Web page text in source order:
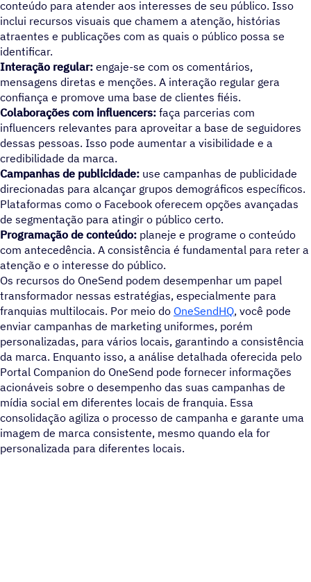
conteúdo para atender aos interesses de seu público. Isso
inclui recursos visuais que chamem a atenção, histórias
atraentes e publicações com as quais o público possa se
identificar.
Interação regular: engaje-se com os comentários,
mensagens diretas e menções. A interação regular gera
confiança e promove uma base de clientes fiéis.
Colaborações com influencers: faça parcerias com
influencers relevantes para aproveitar a base de seguidores
dessas pessoas. Isso pode aumentar a visibilidade e a
credibilidade da marca.
Campanhas de publicidade: use campanhas de publicidade
direcionadas para alcançar grupos demográficos específicos.
Plataformas como o Facebook oferecem opções avançadas
de segmentação para atingir o público certo.
Programação de conteúdo: planeje e programe o conteúdo
com antecedência. A consistência é fundamental para reter a
atenção e o interesse do público.
Os recursos do OneSend podem desempenhar um papel
transformador nessas estratégias, especialmente para
franquias multilocais. Por meio do OneSendHQ, você pode
enviar campanhas de marketing uniformes, porém
personalizadas, para vários locais, garantindo a consistência
da marca. Enquanto isso, a análise detalhada oferecida pelo
Portal Companion do OneSend pode fornecer informações
acionáveis sobre o desempenho das suas campanhas de
mídia social em diferentes locais de franquia. Essa
consolidação agiliza o processo de campanha e garante uma
imagem de marca consistente, mesmo quando ela for
personalizada para diferentes locais.